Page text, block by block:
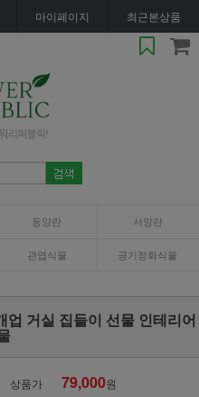
마이페이지 최근본상품
동양란 서양란
관엽식물 공기정화식물
거실 집들이 선물 인테리어
상품가 79,000원